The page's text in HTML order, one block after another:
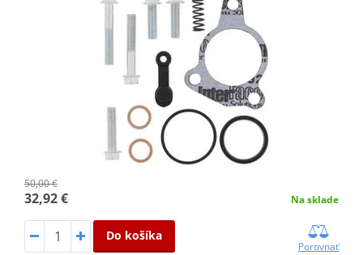
50,00 €
32,92 € Na sklade
Do košíka
Porovnať